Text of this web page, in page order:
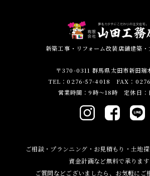
新築工事・リフォーム改装店舗建築
〒370-0311 群馬県太田市新田瑞
TEL：0276-57-4018 FAX：
営業時間：9時～18時 定休日：
ご相談・プランニング・お見積もり・土地
資金計画など無料で承ります
ご質問などございましたら、お気軽にご